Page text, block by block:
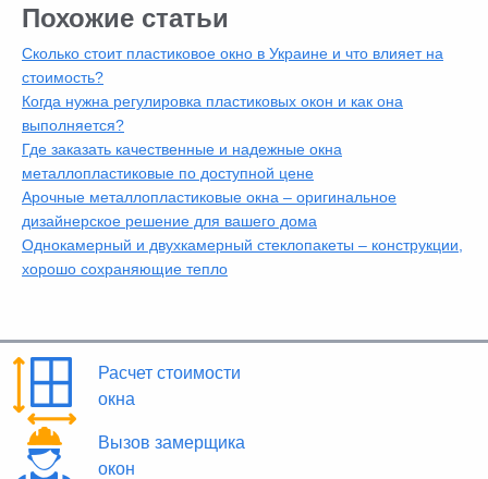
Похожие статьи
Сколько стоит пластиковое окно в Украине и что влияет на
стоимость?
Когда нужна регулировка пластиковых окон и как она
выполняется?
Где заказать качественные и надежные окна
металлопластиковые по доступной цене
Арочные металлопластиковые окна – оригинальное
дизайнерское решение для вашего дома
Однокамерный и двухкамерный стеклопакеты – конструкции,
хорошо сохраняющие тепло
Расчет стоимости
окна
Вызов замерщика
окон